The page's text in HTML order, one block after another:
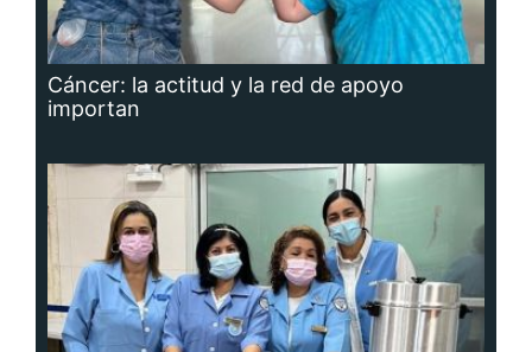
Cáncer: la actitud y la red de apoyo
importan